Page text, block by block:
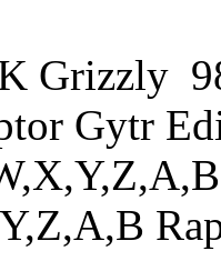
Grizzly
Gytr